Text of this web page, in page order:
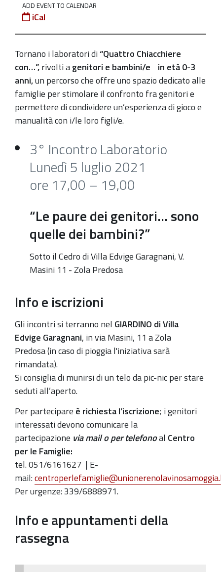
Quattro
chiacchiere
con:
“Le
paure
dei
genitori…
sono
quelle
bambini?”
2021-
05T17:00:00+02:00
05T19:00:00+02:00
Incontro
Laboratorio
ADD EVENT TO CALENDAR
iCal
Tornano i laboratori di“Quattro Chiacchiere
con…”,rivolti agenitori e bambini/e in età 0-3
anni,un percorso che offre uno spazio dedicato alle
famiglie per stimolare il confronto fra genitori e
permettere di condividere un’esperienza di gioco e
manualità con i/le loro figli/e.
3° Incontro Laboratorio
Lunedì 5 luglio 2021
ore 17,00 – 19,00
“Le paure dei genitori… sono
quelle dei bambini?”
Sotto il Cedro di Villa Edvige Garagnani, V.
Masini 11 - Zola Predosa
Info e iscrizioni
Gli incontri si terranno nel GIARDINO di Villa
Edvige Garagnani, in via Masini, 11 a Zola
Predosa(in caso di pioggia l'iniziativa sarà
rimandata).
Si consiglia di munirsi di un telo da pic-nic per stare
seduti all’aperto.
Per partecipare è richiestal’iscrizione; i genitori
interessati devono comunicare la
partecipazione via mail o per telefonoal Centro
per le Famiglie:
tel. 051/6161627 | E-
mail:
Per urgenze: 339/6888971.
Info e appuntamenti della
rassegna